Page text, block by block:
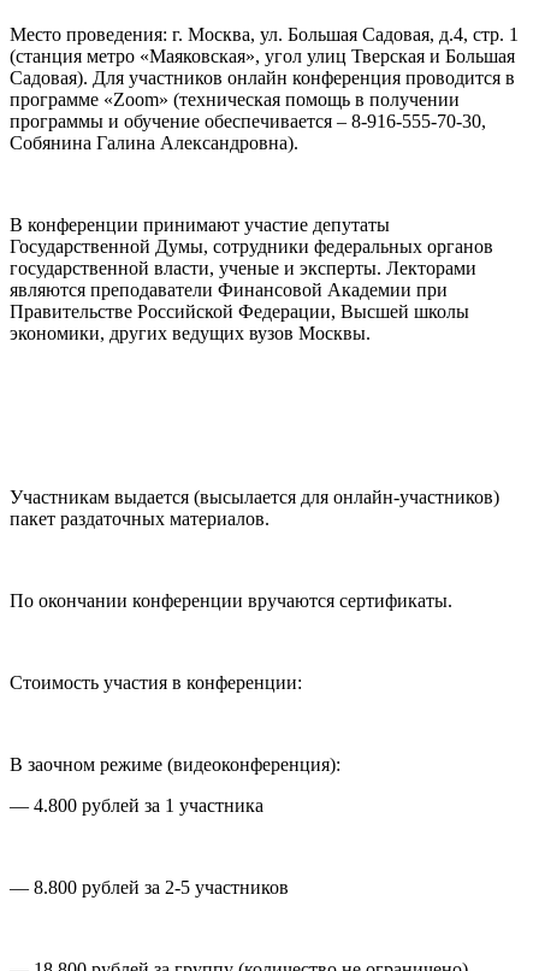
Место проведения: г. Москва, ул. Большая Садовая, д.4, стр. 1
(станция метро «Маяковская», угол улиц Тверская и Большая
Садовая). Для участников онлайн конференция проводится в
программе «Zoom» (техническая помощь в получении
программы и обучение обеспечивается – 8-916-555-70-30,
Собянина Галина Александровна).
В конференции принимают участие депутаты
Государственной Думы, сотрудники федеральных органов
государственной власти, ученые и эксперты. Лекторами
являются преподаватели Финансовой Академии при
Правительстве Российской Федерации, Высшей школы
экономики, других ведущих вузов Москвы.
Участникам выдается (высылается для онлайн-участников)
пакет раздаточных материалов.
По окончании конференции вручаются сертификаты.
Стоимость участия в конференции:
В заочном режиме (видеоконференция):
— 4.800 рублей за 1 участника
— 8.800 рублей за 2-5 участников